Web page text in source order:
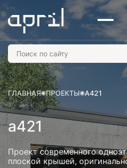
ГЛАВНАЯ ПРОЕКТЫ А421
а421
Проект современного
плоской крышей,